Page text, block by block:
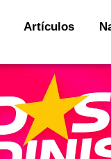
Artículos